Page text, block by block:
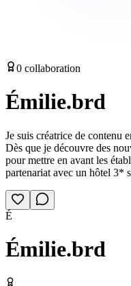
0 collaboration
Émilie.brd
Je suis créatrice de contenu
Dès que je découvre des
pour mettre en avant les
partenariat avec un hôtel 3*
É
Émilie.brd